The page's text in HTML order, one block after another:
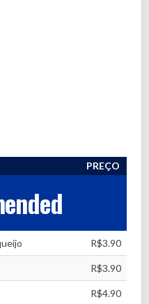
PREÇO
R$3.90
R$3.90
R$4.90